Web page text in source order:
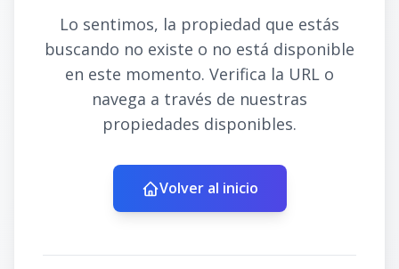
Lo sentimos, la propiedad que estás
buscando no existe o no está disponible
en este momento. Verifica la URL o
navega a través de nuestras
propiedades disponibles.
Volver al inicio